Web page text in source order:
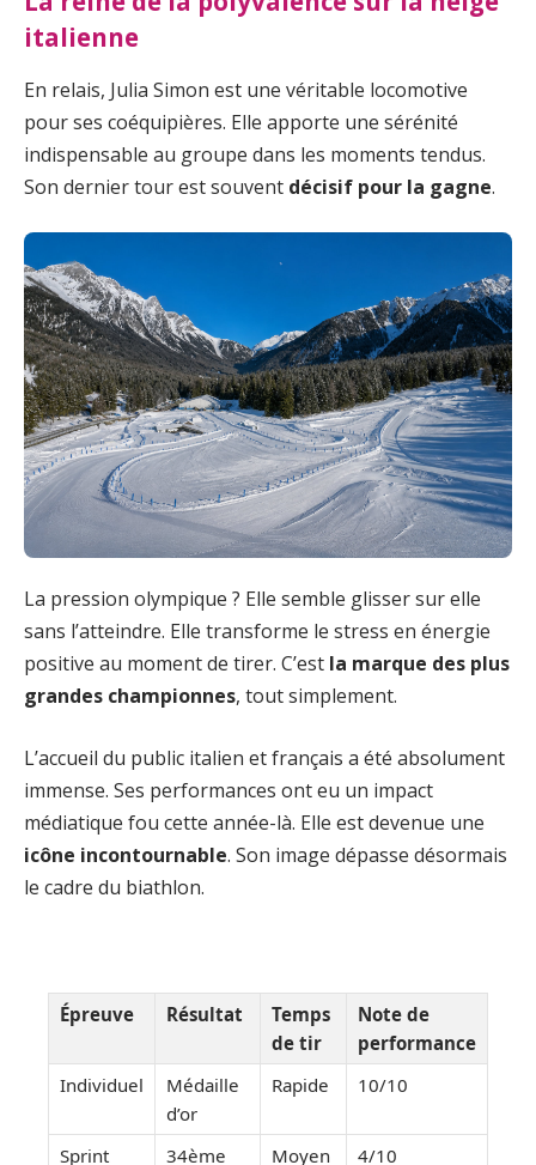
italienne
En relais, Julia Simon est une véritable locomotive
pour ses coéquipières. Elle apporte une sérénité
indispensable au groupe dans les moments tendus.
Son dernier tour est souvent décisif pour la gagne.
La pression olympique ? Elle semble glisser sur elle
sans l’atteindre. Elle transforme le stress en énergie
positive au moment de tirer. C’est la marque des plus
grandes championnes, tout simplement.
L’accueil du public italien et français a été absolument
immense. Ses performances ont eu un impact
médiatique fou cette année-là. Elle est devenue une
icône incontournable. Son image dépasse désormais
le cadre du biathlon.
Épreuve Résultat
Temps
de tir
Note de
performance
Individuel
Médaille
d’or
Rapide 10/10
Sprint 34ème Moyen 4/10